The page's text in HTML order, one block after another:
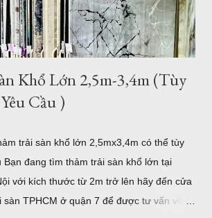
khách lớn mã F0003 . Xám trắng trọng
3,2kg/m2, như vậy với kíc...
Khổ Lớn 2,5m-3,4m (Tùy
Cầu )
trải sàn khổ lớn 2,5mx3,4m có thể tùy
Bạn đang tìm thảm trải sàn khổ lớn tại
với kích thước từ 2m trở lên hãy đến cửa
TPHCM ở quận 7 để được tư vấn về